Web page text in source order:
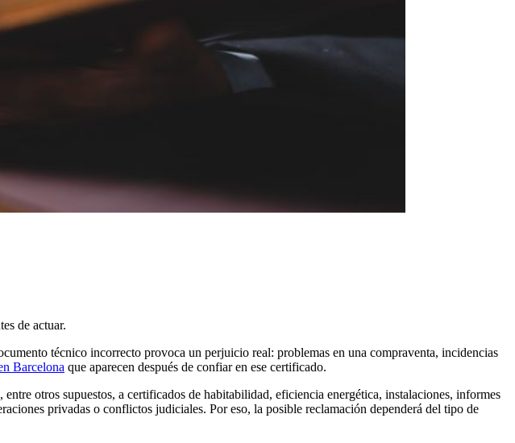
de actuar.
técnico incorrecto provoca un perjuicio real: problemas en una compraventa, incidencias
Barcelona que aparecen después de confiar en ese certificado.
otros supuestos, a certificados de habitabilidad, eficiencia energética, instalaciones, informes
privadas o conflictos judiciales. Por eso, la posible reclamación dependerá del tipo de